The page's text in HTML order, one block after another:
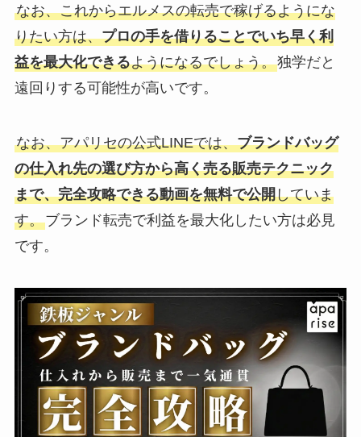
なお、これからエルメスの転売で稼げるようにな
りたい方は、プロの手を借りることでいち早く利
益を最大化できるようになるでしょう。独学だと
遠回りする可能性が高いです。
なお、アパリセの公式LINEでは、ブランドバッグ
の仕入れ先の選び方から高く売る販売テクニック
まで、完全攻略できる動画を無料で公開していま
す。ブランド転売で利益を最大化したい方は必見
です。